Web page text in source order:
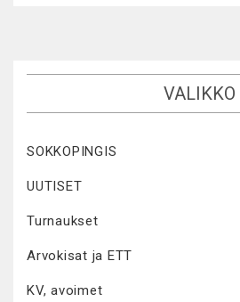
VALIKKO
SOKKOPINGIS
UUTISET
Turnaukset
Arvokisat ja ETT
KV, avoimet